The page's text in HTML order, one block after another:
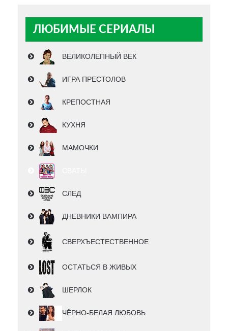
ЛЮБИМЫЕ СЕРИАЛЫ
ВЕЛИКОЛЕПНЫЙ ВЕК
ИГРА ПРЕСТОЛОВ
КРЕПОСТНАЯ
КУХНЯ
МАМОЧКИ
СЛЕД
ДНЕВНИКИ ВАМПИРА
СВЕРХЪЕСТЕСТВЕННОЕ
ОСТАТЬСЯ В ЖИВЫХ
ШЕРЛОК
ЧЁРНО-БЕЛАЯ ЛЮБОВЬ